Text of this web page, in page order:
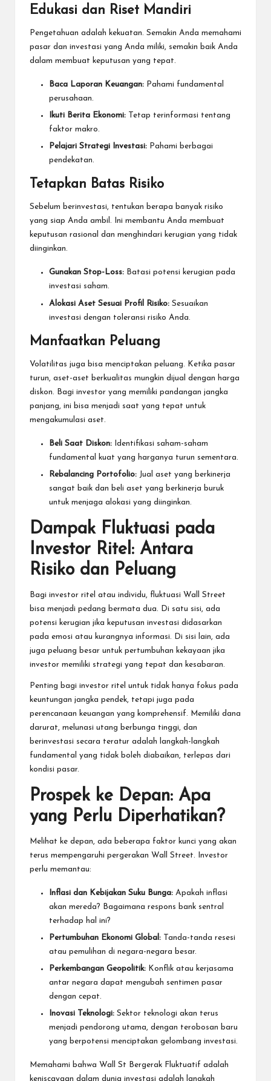
Edukasi dan Riset Mandiri
Pengetahuan adalah kekuatan. Semakin Anda memahami
pasar dan investasi yang Anda miliki, semakin baik Anda
dalam membuat keputusan yang tepat.
Baca Laporan Keuangan: Pahami fundamental
perusahaan.
Ikuti Berita Ekonomi: Tetap terinformasi tentang
faktor makro.
Pelajari Strategi Investasi: Pahami berbagai
pendekatan.
Tetapkan Batas Risiko
Sebelum berinvestasi, tentukan berapa banyak risiko
yang siap Anda ambil. Ini membantu Anda membuat
keputusan rasional dan menghindari kerugian yang tidak
diinginkan.
Gunakan Stop-Loss: Batasi potensi kerugian pada
investasi saham.
Alokasi Aset Sesuai Profil Risiko: Sesuaikan
investasi dengan toleransi risiko Anda.
Manfaatkan Peluang
Volatilitas juga bisa menciptakan peluang. Ketika pasar
turun, aset-aset berkualitas mungkin dijual dengan harga
diskon. Bagi investor yang memiliki pandangan jangka
panjang, ini bisa menjadi saat yang tepat untuk
mengakumulasi aset.
Beli Saat Diskon: Identifikasi saham-saham
fundamental kuat yang harganya turun sementara.
Rebalancing Portofolio: Jual aset yang berkinerja
sangat baik dan beli aset yang berkinerja buruk
untuk menjaga alokasi yang diinginkan.
Dampak Fluktuasi pada
Investor Ritel: Antara
Risiko dan Peluang
Bagi investor ritel atau individu, fluktuasi Wall Street
bisa menjadi pedang bermata dua. Di satu sisi, ada
potensi kerugian jika keputusan investasi didasarkan
pada emosi atau kurangnya informasi. Di sisi lain, ada
juga peluang besar untuk pertumbuhan kekayaan jika
investor memiliki strategi yang tepat dan kesabaran.
Penting bagi investor ritel untuk tidak hanya fokus pada
keuntungan jangka pendek, tetapi juga pada
perencanaan keuangan yang komprehensif. Memiliki dana
darurat, melunasi utang berbunga tinggi, dan
berinvestasi secara teratur adalah langkah-langkah
fundamental yang tidak boleh diabaikan, terlepas dari
kondisi pasar.
Prospek ke Depan: Apa
yang Perlu Diperhatikan?
Melihat ke depan, ada beberapa faktor kunci yang akan
terus mempengaruhi pergerakan Wall Street. Investor
perlu memantau:
Inflasi dan Kebijakan Suku Bunga: Apakah inflasi
akan mereda? Bagaimana respons bank sentral
terhadap hal ini?
Pertumbuhan Ekonomi Global: Tanda-tanda resesi
atau pemulihan di negara-negara besar.
Perkembangan Geopolitik: Konflik atau kerjasama
antar negara dapat mengubah sentimen pasar
dengan cepat.
Inovasi Teknologi: Sektor teknologi akan terus
menjadi pendorong utama, dengan terobosan baru
yang berpotensi menciptakan gelombang investasi.
Memahami bahwa Wall St Bergerak Fluktuatif adalah
keniscayaan dalam dunia investasi adalah langkah